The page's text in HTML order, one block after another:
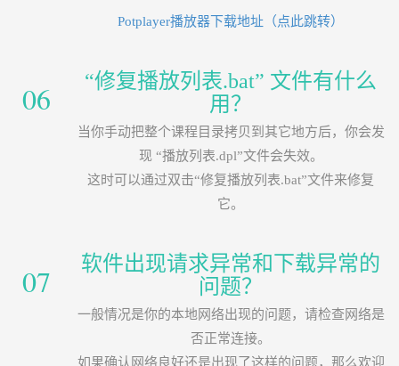
Potplayer播放器下载地址（点此跳转）
06
“修复播放列表.bat” 文件有什么
用？
当你手动把整个课程目录拷贝到其它地方后，你会发
现 “播放列表.dpl”文件会失效。
这时可以通过双击“修复播放列表.bat”文件来修复
它。
07
软件出现请求异常和下载异常的
问题？
一般情况是你的本地网络出现的问题，请检查网络是
否正常连接。
如果确认网络良好还是出现了这样的问题，那么欢迎